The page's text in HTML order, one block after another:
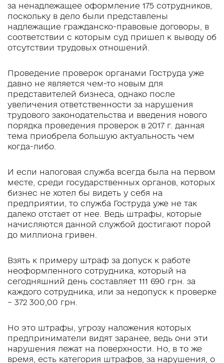
за ненадлежащее оформление 175 сотрудников,
поскольку в дело были представлены
надлежащие гражданско-правовые договоры, в
соответствии с которым суд пришел к выводу об
отсутствии трудовых отношений.
Проведение проверок органами Гоструда уже
давно не является чем-то новым для
представителей бизнеса, однако после
увеличения ответственности за нарушения
трудового законодательства и введения нового
порядка проведения проверок в 2017 г. данная
тема приобрела большую актуальность чем
когда-либо.
И если налоговая служба всегда была на первом
месте, среди государственных органов, которых
бизнес не хотел бы видеть у себя на
предприятии, то служба Гоструда уже не так
далеко отстает от нее. Ведь штрафы, которые
начисляются данной службой достигают порой
до миллиона гривен.
Взять к примеру штраф за допуск к работе
неоформленного сотрудника, который на
сегодняшний день составляет 111 690 грн. за
каждого сотрудника, или за недопуск к проверке
– 372 300,00 грн.
Но это штрафы, угрозу наложения которых
предприниматели видят заранее, ведь они эти
нарушения лежат на поверхности. Но, в то же
время, есть категория штрафов, за нарушения, о